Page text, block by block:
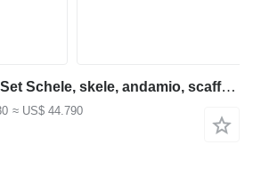
Plettac Distribution Set Schele, skele, andamio, scaffolding, pastoliai, tellingud
≈ US$ 44.790